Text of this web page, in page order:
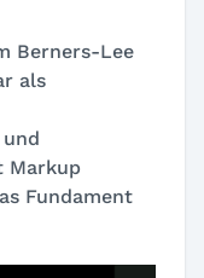
Berners-Lee
als
Markup
Fundament